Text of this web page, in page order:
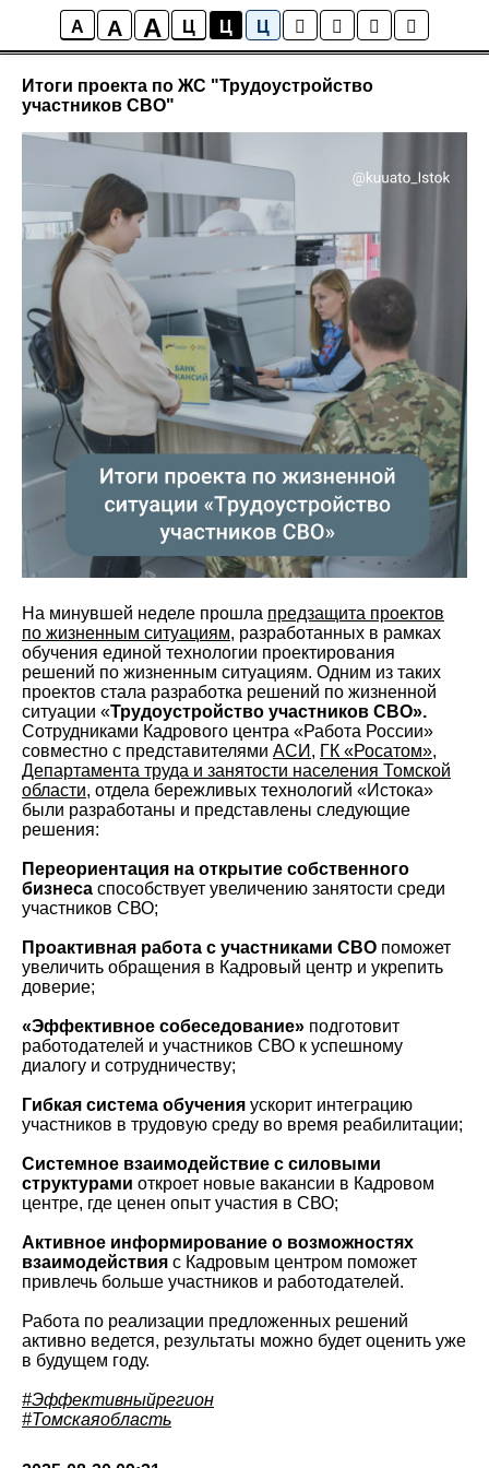
A A A Ц Ц Ц
Новости ИСТОКА
Итоги проекта по ЖС "Трудоустройство
участников СВО"
На минувшей неделе прошла предзащита проектов
по жизненным ситуациям, разработанных в рамках
обучения единой технологии проектирования
решений по жизненным ситуациям. Одним из таких
проектов стала разработка решений по жизненной
ситуации «Трудоустройство участников СВО».
Сотрудниками Кадрового центра «Работа России»
совместно с представителями АСИ , ГК «Росатом»,
Департамента труда и занятости населения Томской
области, отдела бережливых технологий «Истока»
были разработаны и представлены следующие
решения:
Переориентация на открытие собственного
бизнеса способствует увеличению занятости среди
участников СВО;
Проактивная работа с участниками СВО поможет
увеличить обращения в Кадровый центр и укрепить
доверие;
«Эффективное собеседование» подготовит
работодателей и участников СВО к успешному
диалогу и сотрудничеству;
Гибкая система обучения ускорит интеграцию
участников в трудовую среду во время реабилитации;
Системное взаимодействие с силовыми
структурами откроет новые вакансии в Кадровом
центре, где ценен опыт участия в СВО;
Активное информирование о возможностях
взаимодействия с Кадровым центром поможет
привлечь больше участников и работодателей.
Работа по реализации предложенных решений
активно ведется, результаты можно будет оценить уже
в будущем году.
#Эффективныйрегион
#Томскаяобласть